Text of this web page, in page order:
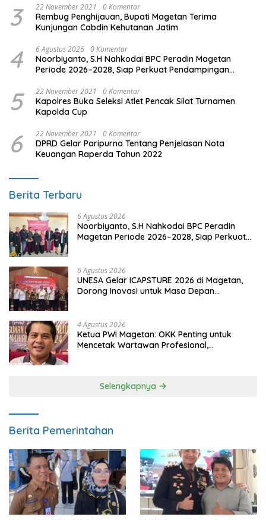
3 22 November 2021 0 Komentar
Rembug Penghijauan, Bupati Magetan Terima
Kunjungan Cabdin Kehutanan Jatim
4 6 Agustus 2026 0 Komentar
Noorbiyanto, S.H Nahkodai BPC Peradin Magetan
Periode 2026–2028, Siap Perkuat Pendampingan
5 22 November 2021 0 Komentar
Kapolres Buka Seleksi Atlet Pencak Silat Turnamen
Kapolda Cup
6 22 November 2021 0 Komentar
DPRD Gelar Paripurna Tentang Penjelasan Nota
Keuangan Raperda Tahun 2022
Berita Terbaru
6 Agustus 2026
Noorbiyanto, S.H Nahkodai BPC Peradin
Magetan Periode 2026–2028, Siap Perkuat
6 Agustus 2026
UNESA Gelar ICAPSTURE 2026 di Magetan,
Dorong Inovasi untuk Masa Depan
4 Agustus 2026
Ketua PWI Magetan: OKK Penting untuk
Mencetak Wartawan Profesional,
Selengkapnya
Berita Pemerintahan